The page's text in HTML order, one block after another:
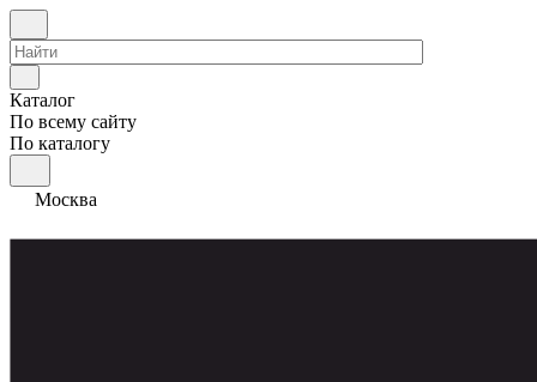
Каталог
По всему сайту
По каталогу
Москва